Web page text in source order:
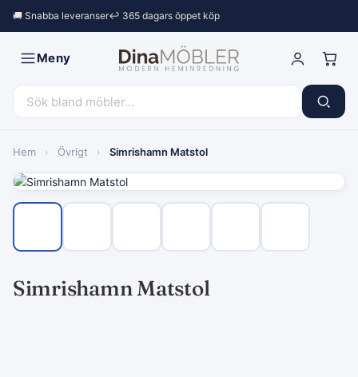
🚚 Snabba leveranser↩︎ 365 dagars öppet köp
Meny
Hem › Övrigt › Simrishamn Matstol
Simrishamn Matstol